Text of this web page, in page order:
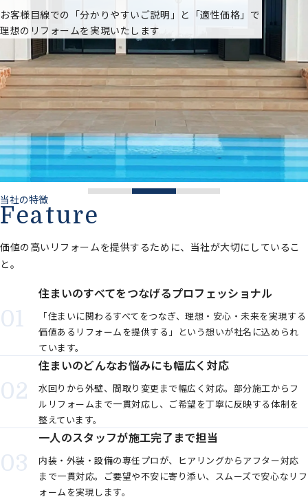
お客様目線での「分かりやすいご説明」と「適性価格」で
理想のリフォームを実現いたします
当社の特徴
Feature
価値の高いリフォームを提供するために、当社が大切にしているこ
と。
住まいのすべてをつなげるプロフェッショナル
「住まいに関わるすべてをつなぎ、理想・安心・未来を実現する
価値あるリフォームを提供する」という想いが社名に込められ
ています。
住まいのどんなお悩みにも幅広く対応
水回りから外壁、間取り変更まで幅広く対応。部分施工からフ
ルリフォームまで一貫対応し、ご希望を丁寧に反映する体制を
整えています。
一人のスタッフが施工完了まで担当
内装・外装・設備の専任プロが、ヒアリングからアフター対応
まで一貫対応。ご要望や不安に寄り添い、スムーズで安心なリフ
ォームを実現します。